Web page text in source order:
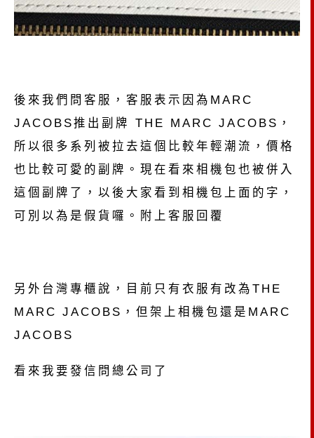
後來我們問客服，客服表示因為MARC
JACOBS推出副牌 THE MARC JACOBS，
所以很多系列被拉去這個比較年輕潮流，價格
也比較可愛的副牌。現在看來相機包也被併入
這個副牌了，以後大家看到相機包上面的字，
可別以為是假貨囉。附上客服回覆
另外台灣專櫃說，目前只有衣服有改為THE
MARC JACOBS，但架上相機包還是MARC
JACOBS
看來我要發信問總公司了